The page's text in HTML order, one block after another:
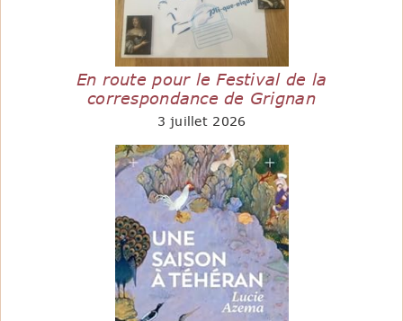
En route pour le Festival de la
correspondance de Grignan
3 juillet 2026